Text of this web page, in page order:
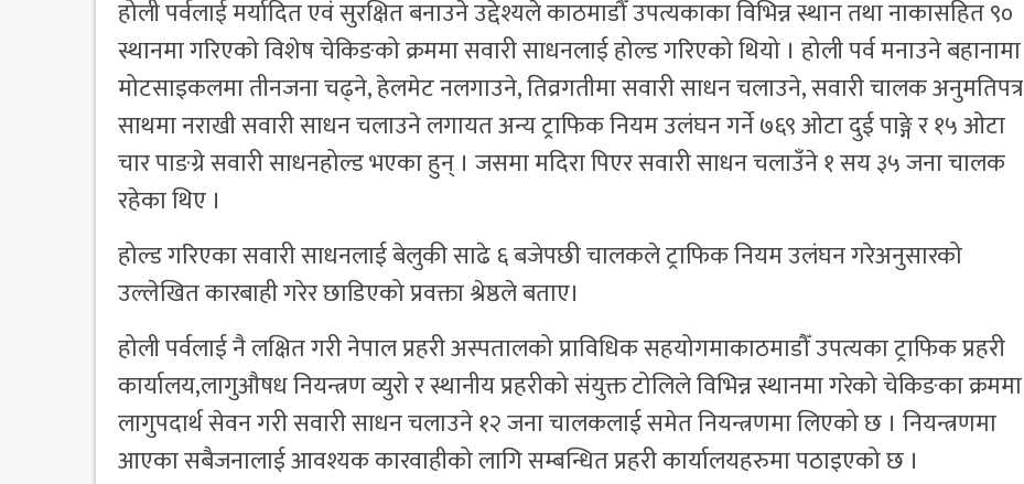
होली पर्वलाई मर्यादित एवं सुरक्षित बनाउने उद्देश्यले काठमाडौँ उपत्यकाका विभिन्न स्थान तथा नाकासहित ९०
स्थानमा गरिएको विशेष चेकिङको क्रममा सवारी साधनलाई होल्ड गरिएको थियो । होली पर्व मनाउने बहानामा
मोटसाइकलमा तीनजना चढ्ने, हेलमेट नलगाउने, तिव्रगतीमा सवारी साधन चलाउने, सवारी चालक अनुमतिपत्र
साथमा नराखी सवारी साधन चलाउने लगायत अन्य ट्राफिक नियम उलंघन गर्ने ७६९ ओटा दुई पाङ्गे र १५ ओटा
चार पाङग्रे सवारी साधनहोल्ड भएका हुन् । जसमा मदिरा पिएर सवारी साधन चलाउँने १ सय ३५ जना चालक
रहेका थिए ।
होल्ड गरिएका सवारी साधनलाई बेलुकी साढे ६ बजेपछी चालकले ट्राफिक नियम उलंघन गरेअनुसारको
उल्लेखित कारबाही गरेर छाडिएको प्रवक्ता श्रेष्ठले बताए।
होली पर्वलाई नै लक्षित गरी नेपाल प्रहरी अस्पतालको प्राविधिक सहयोगमाकाठमाडौँ उपत्यका ट्राफिक प्रहरी
कार्यालय,लागुऔषध नियन्त्रण व्युरो र स्थानीय प्रहरीको संयुक्त टोलिले विभिन्न स्थानमा गरेको चेकिङका क्रममा
लागुपदार्थ सेवन गरी सवारी साधन चलाउने १२ जना चालकलाई समेत नियन्त्रणमा लिएको छ । नियन्त्रणमा
आएका सबैजनालाई आवश्यक कारवाहीको लागि सम्बन्धित प्रहरी कार्यालयहरुमा पठाइएको छ ।